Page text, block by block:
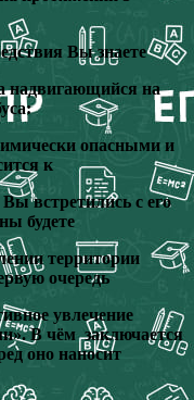
Вы знаете
надвигающийся на
опасными и
к
встретились с его
будете
территории
очередь
увлечение
В чём заключается
оно наносит